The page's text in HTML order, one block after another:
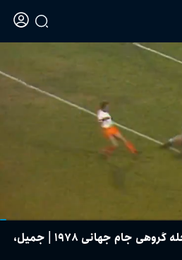
گل‌های فراموش‌نشدنی مرحله گروهی جام جهانی ۱۹۷۸ | جمیل،